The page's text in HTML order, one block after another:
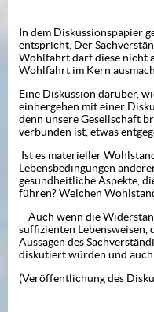
In dem Diskussionspapier
entspricht. Der
Wohlfahrt darf diese nicht
Wohlfahrt im Kern
Eine Diskussion darüber,
einhergehen mit einer
denn unsere Gesellschaft
verbunden ist,
Ist es materieller
Lebensbedingungen
gesundheitliche Aspekte,
führen? Welchen
Auch wenn die
suffizienten Lebensweisen,
Aussagen des
diskutiert würden und
(Veröffentlichung des